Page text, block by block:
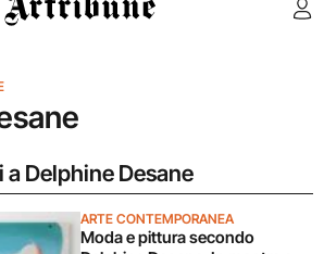
Delphine Desane
ARTE CONTEMPORANEA
Moda e pittura secondo